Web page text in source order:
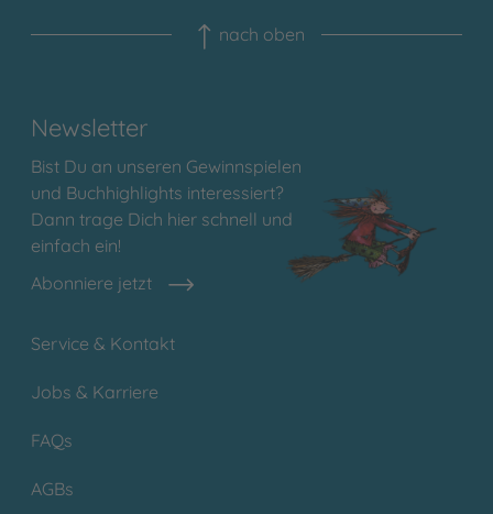
nach oben
Newsletter
Bist Du an unseren Gewinnspielen
und Buchhighlights interessiert?
Dann trage Dich hier schnell und
einfach ein!
Abonniere jetzt
Service & Kontakt
Jobs & Karriere
FAQs
AGBs